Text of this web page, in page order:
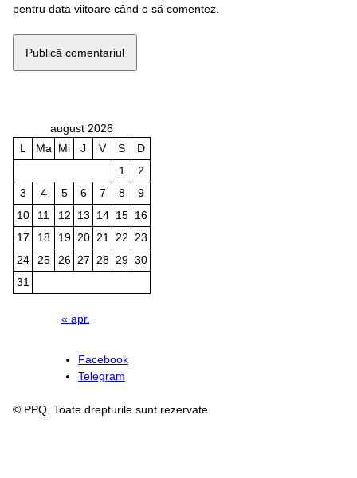
pentru data viitoare când o să comentez.
august 2026
L
Ma Mi J V S
D
1
2
3
4 5 6 7 8
9
10
11 12 13 14 15 16
17
18 19 20 21 22
23
24
25 26 27 28 29 30
31
« apr.
Facebook
Telegram
© PPQ. Toate drepturile sunt rezervate.